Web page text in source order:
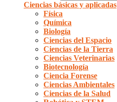
Ciencias básicas y aplicadas
Física
Química
Biología
Ciencias del Espacio
Ciencias de la Tierra
Ciencias Veterinarias
Biotecnología
Ciencia Forense
Ciencias Ambientales
Ciencias de la Salud